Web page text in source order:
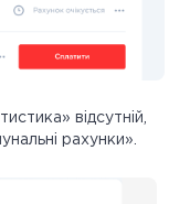
відсутній,
рахунки».